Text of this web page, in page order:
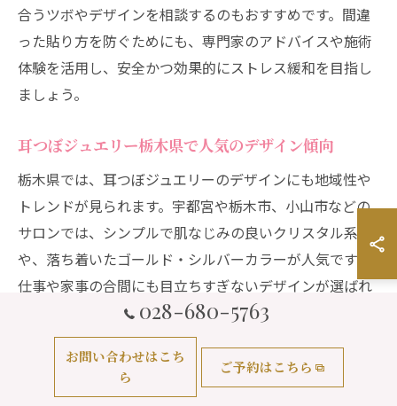
合うツボやデザインを相談するのもおすすめです。間違
った貼り方を防ぐためにも、専門家のアドバイスや施術
体験を活用し、安全かつ効果的にストレス緩和を目指し
ましょう。
耳つぼジュエリー栃木県で人気のデザイン傾向
栃木県では、耳つぼジュエリーのデザインにも地域性や
トレンドが見られます。宇都宮や栃木市、小山市などの
サロンでは、シンプルで肌なじみの良いクリスタル系
や、落ち着いたゴールド・シルバーカラーが人気です。
仕事や家事の合間にも目立ちすぎないデザインが選ばれ
る傾向にあります。
一方で、イベントや特別な日にはアクセサリー感覚で楽
しめる華やかなデザインも注目されています。特に季節
限定やサロンオリジナルのデザインは、気分転換やモチ
028-680-5763
お問い合わせはこち
ら
ご予約はこちら